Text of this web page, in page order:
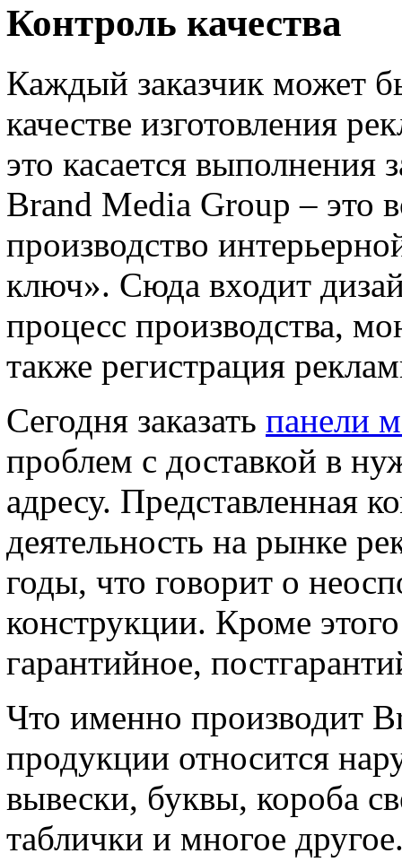
Контроль качества
Каждый заказчик может
качестве изготовления
это касается
Brand Media Group – это
производство
ключ». Сюда входит
процесс производства,
также регистрация
Сегодня заказать панели
проблем с доставкой в
адресу. Представленная
деятельность на рынке
годы, что говорит о
конструкции. Кроме
гарантийное,
Что именно производит
продукции относится
вывески, буквы, короба
таблички и многое